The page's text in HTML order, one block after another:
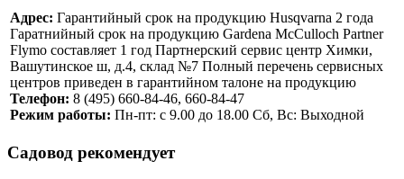
Адрес: Гарантийный срок на продукцию Husqvarna 2 года
Гаратнийный срок на продукцию Gardena McCulloch Partner
Flymo составляет 1 год Партнерский сервис центр Химки,
Вашутинское ш, д.4, склад №7 Полный перечень сервисных
центров приведен в гарантийном талоне на продукцию
Телефон: 8 (495) 660-84-46, 660-84-47
Режим работы: Пн-пт: с 9.00 до 18.00 Сб, Вс: Выходной
Садовод рекомендует